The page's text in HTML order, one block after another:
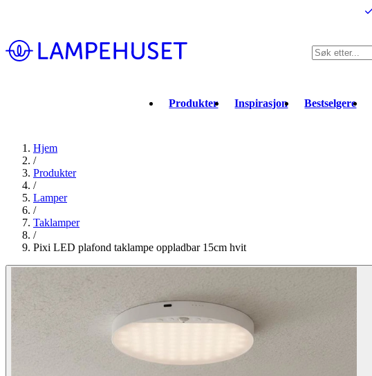
Produkter Inspirasjon Bestselgere
Hjem
/
Produkter
/
Lamper
/
Taklamper
/
Pixi LED plafond taklampe oppladbar 15cm hvit